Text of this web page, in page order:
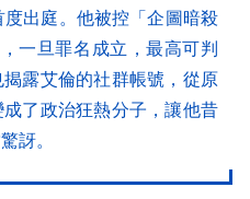
出庭。他被控「企圖暗殺
一旦罪名成立，最高可判
露艾倫的社群帳號，從原
了政治狂熱分子，讓他昔
訝。